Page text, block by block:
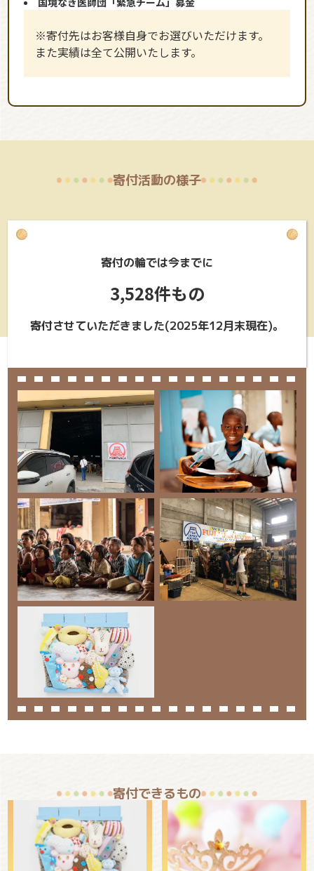
※寄付先はお客様自身でお選びいただけます。
また実績は全て公開いたします。
寄付活動の様子
寄付の輪では今までに
3,528件もの
寄付させていただきました(2025年12月末現在)。
寄付できるもの